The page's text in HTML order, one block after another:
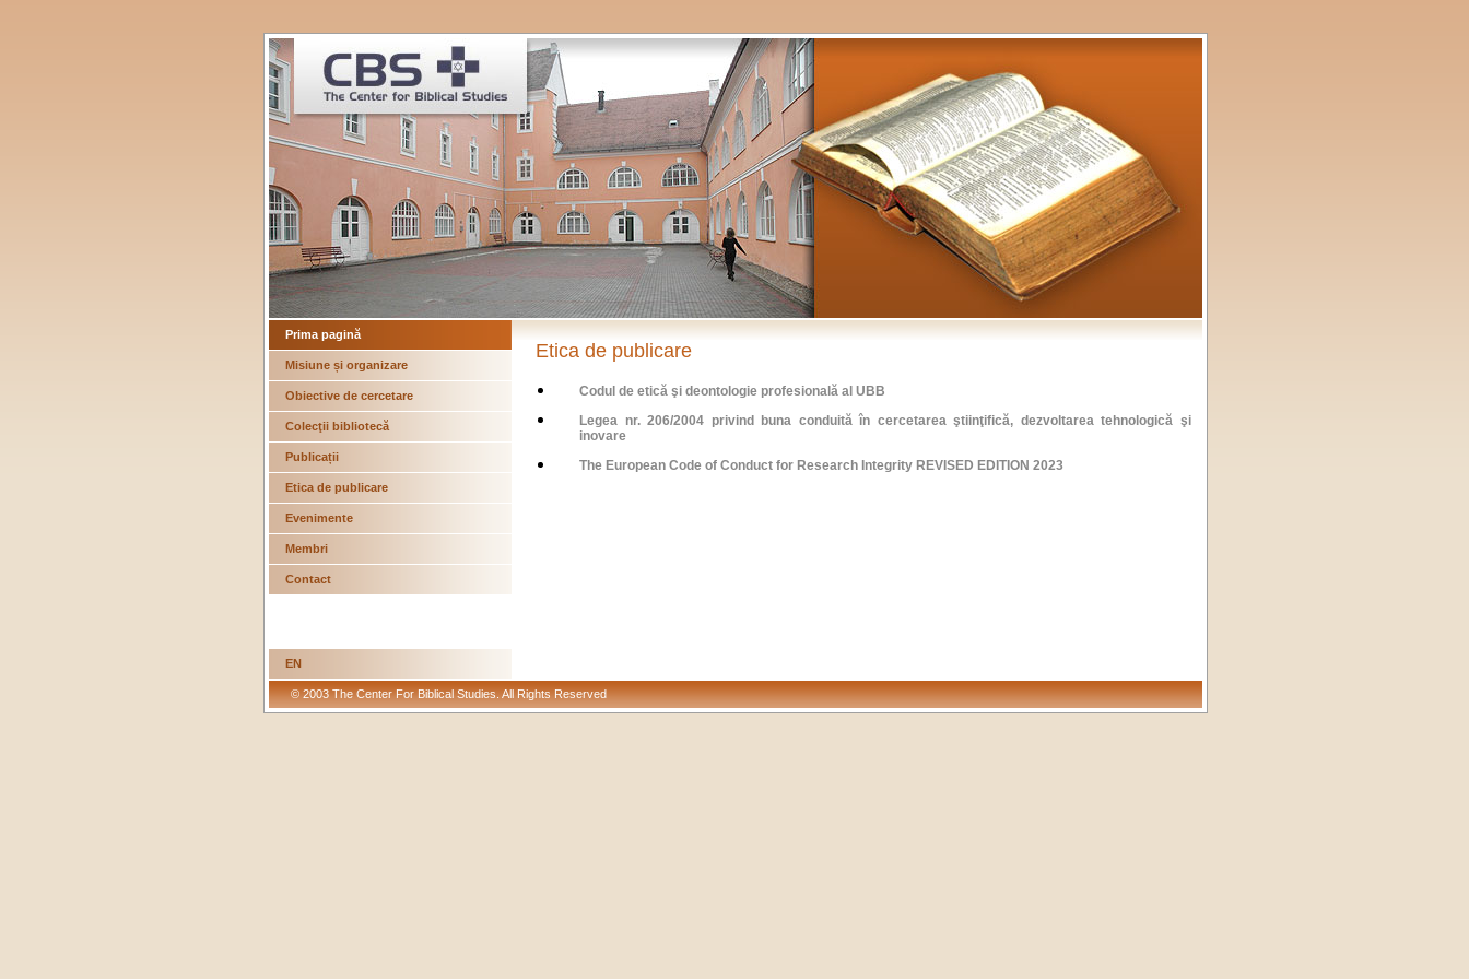
Prima pagină
Misiune și organizare
Obiective de cercetare
Colecţii bibliotecă
Publicații
Etica de publicare
Evenimente
Membri
Contact
EN
Etica de publicare
Codul de etică şi deontologie profesională al UBB
Legea nr. 206/2004 privind buna conduită în cercetarea ştiinţifică, dezvoltarea tehnologică şi
inovare
The European Code of Conduct for Research Integrity REVISED EDITION 2023
© 2003 The Center For Biblical Studies. All Rights Reserved